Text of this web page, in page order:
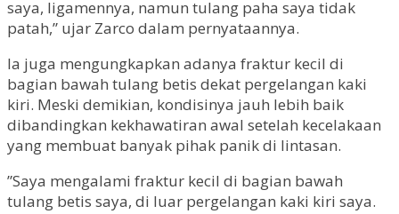
saya, ligamennya, namun tulang paha saya tidak
patah,” ujar Zarco dalam pernyataannya.
Ia juga mengungkapkan adanya fraktur kecil di
bagian bawah tulang betis dekat pergelangan kaki
kiri. Meski demikian, kondisinya jauh lebih baik
dibandingkan kekhawatiran awal setelah kecelakaan
yang membuat banyak pihak panik di lintasan.
”Saya mengalami fraktur kecil di bagian bawah
tulang betis saya, di luar pergelangan kaki kiri saya.